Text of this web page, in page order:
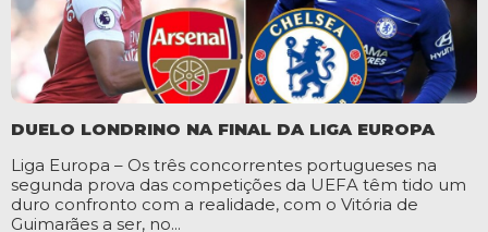
DUELO LONDRINO NA FINAL DA LIGA EUROPA
Liga Europa – Os três concorrentes portugueses na
segunda prova das competições da UEFA têm tido um
duro confronto com a realidade, com o Vitória de
Guimarães a ser, no...